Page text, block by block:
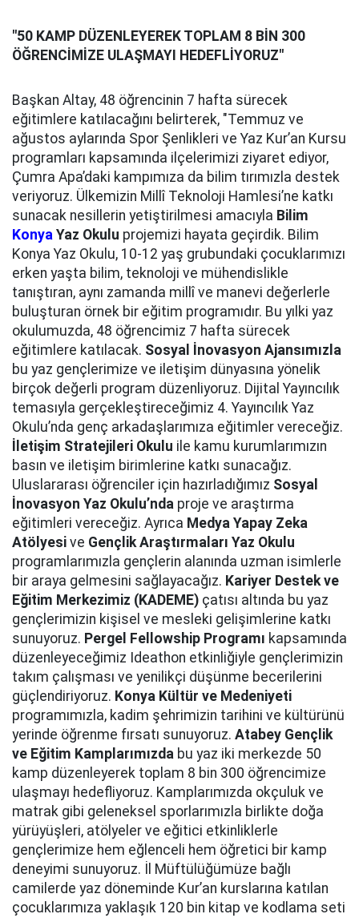
"50 KAMP DÜZENLEYEREK TOPLAM 8 BİN 300
ÖĞRENCİMİZE ULAŞMAYI HEDEFLİYORUZ"
Başkan Altay, 48 öğrencinin 7 hafta sürecek
eğitimlere katılacağını belirterek, "Temmuz ve
ağustos aylarında Spor Şenlikleri ve Yaz Kur’an Kursu
programları kapsamında ilçelerimizi ziyaret ediyor,
Çumra Apa’daki kampımıza da bilim tırımızla destek
veriyoruz. Ülkemizin Millî Teknoloji Hamlesi’ne katkı
sunacak nesillerin yetiştirilmesi amacıyla Bilim
Konya Yaz Okulu projemizi hayata geçirdik. Bilim
Konya Yaz Okulu, 10-12 yaş grubundaki çocuklarımızı
erken yaşta bilim, teknoloji ve mühendislikle
tanıştıran, aynı zamanda millî ve manevi değerlerle
buluşturan örnek bir eğitim programıdır. Bu yılki yaz
okulumuzda, 48 öğrencimiz 7 hafta sürecek
eğitimlere katılacak. Sosyal İnovasyon Ajansımızla
bu yaz gençlerimize ve iletişim dünyasına yönelik
birçok değerli program düzenliyoruz. Dijital Yayıncılık
temasıyla gerçekleştireceğimiz 4. Yayıncılık Yaz
Okulu’nda genç arkadaşlarımıza eğitimler vereceğiz.
İletişim Stratejileri Okulu ile kamu kurumlarımızın
basın ve iletişim birimlerine katkı sunacağız.
Uluslararası öğrenciler için hazırladığımız Sosyal
İnovasyon Yaz Okulu’nda proje ve araştırma
eğitimleri vereceğiz. Ayrıca Medya Yapay Zeka
Atölyesi ve Gençlik Araştırmaları Yaz Okulu
programlarımızla gençlerin alanında uzman isimlerle
bir araya gelmesini sağlayacağız. Kariyer Destek ve
Eğitim Merkezimiz (KADEME) çatısı altında bu yaz
gençlerimizin kişisel ve mesleki gelişimlerine katkı
sunuyoruz. Pergel Fellowship Programı kapsamında
düzenleyeceğimiz Ideathon etkinliğiyle gençlerimizin
takım çalışması ve yenilikçi düşünme becerilerini
güçlendiriyoruz. Konya Kültür ve Medeniyeti
programımızla, kadim şehrimizin tarihini ve kültürünü
yerinde öğrenme fırsatı sunuyoruz. Atabey Gençlik
ve Eğitim Kamplarımızda bu yaz iki merkezde 50
kamp düzenleyerek toplam 8 bin 300 öğrencimize
ulaşmayı hedefliyoruz. Kamplarımızda okçuluk ve
matrak gibi geleneksel sporlarımızla birlikte doğa
yürüyüşleri, atölyeler ve eğitici etkinliklerle
gençlerimize hem eğlenceli hem öğretici bir kamp
deneyimi sunuyoruz. İl Müftülüğümüze bağlı
camilerde yaz döneminde Kur’an kurslarına katılan
çocuklarımıza yaklaşık 120 bin kitap ve kodlama seti